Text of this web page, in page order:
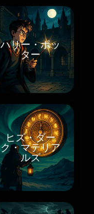
ハリー・ポッ
ター
ヒズ・ダー
ク・マテリア
ルズ